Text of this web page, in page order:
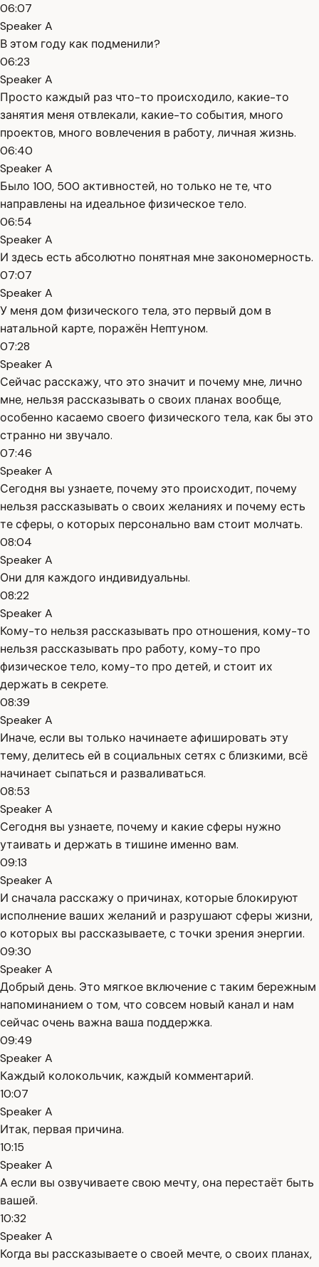
06:07
Speaker A
В этом году как подменили?
06:23
Speaker A
Просто каждый раз что-то происходило, какие-то
занятия меня отвлекали, какие-то события, много
проектов, много вовлечения в работу, личная жизнь.
06:40
Speaker A
Было 100, 500 активностей, но только не те, что
направлены на идеальное физическое тело.
06:54
Speaker A
И здесь есть абсолютно понятная мне закономерность.
07:07
Speaker A
У меня дом физического тела, это первый дом в
натальной карте, поражён Нептуном.
07:28
Speaker A
Сейчас расскажу, что это значит и почему мне, лично
мне, нельзя рассказывать о своих планах вообще,
особенно касаемо своего физического тела, как бы это
странно ни звучало.
07:46
Speaker A
Сегодня вы узнаете, почему это происходит, почему
нельзя рассказывать о своих желаниях и почему есть
те сферы, о которых персонально вам стоит молчать.
08:04
Speaker A
Они для каждого индивидуальны.
08:22
Speaker A
Кому-то нельзя рассказывать про отношения, кому-то
нельзя рассказывать про работу, кому-то про
физическое тело, кому-то про детей, и стоит их
держать в секрете.
08:39
Speaker A
Иначе, если вы только начинаете афишировать эту
тему, делитесь ей в социальных сетях с близкими, всё
начинает сыпаться и разваливаться.
08:53
Speaker A
Сегодня вы узнаете, почему и какие сферы нужно
утаивать и держать в тишине именно вам.
09:13
Speaker A
И сначала расскажу о причинах, которые блокируют
исполнение ваших желаний и разрушают сферы жизни,
о которых вы рассказываете, с точки зрения энергии.
09:30
Speaker A
Добрый день. Это мягкое включение с таким бережным
напоминанием о том, что совсем новый канал и нам
сейчас очень важна ваша поддержка.
09:49
Speaker A
Каждый колокольчик, каждый комментарий.
10:07
Speaker A
Итак, первая причина.
10:15
Speaker A
А если вы озвучиваете свою мечту, она перестаёт быть
вашей.
10:32
Speaker A
Когда вы рассказываете о своей мечте, о своих планах,